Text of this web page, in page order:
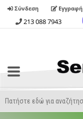
Σύνδεση Εγγραφή
213 088 7943
Search
Toggle